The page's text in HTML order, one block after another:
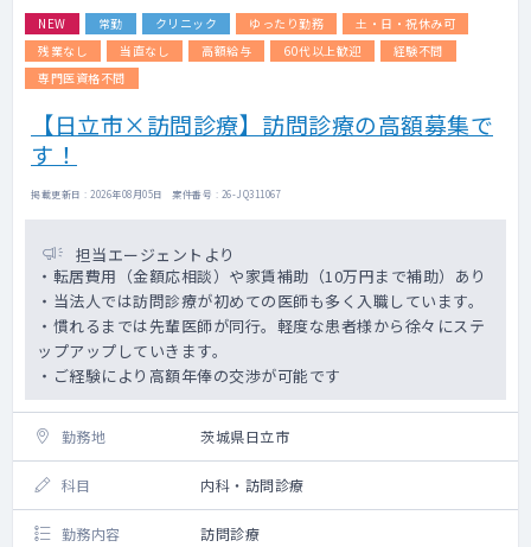
・コールは看護師orドクターで受けますの
で、ご自宅の待機でお看取りの依頼があった
で、事前に各クリニックの死亡診断書、封
NEW 常勤 クリニック ゆったり勤務
土・日・祝休み可
残業なし
当直なし 高額給与 60代以上歓迎
経験不問
専門医資格不問
【日立市×訪問診療】訪問診療の高額募集で
す！
掲載更新日 : 2026年08月05日 案件番号 : 26-JQ311067
担当エージェントより
・転居費用（金額応相談）や家賃補助（10万円まで補助）あり
・当法人では訪問診療が初めての医師も多く入職しています。
・慣れるまでは先輩医師が同行。軽度な患者様から徐々にステ
ップアップしていきます。
・ご経験により高額年俸の交渉が可能です
勤務地 茨城県日立市
科目 内科・訪問診療
勤務内容 訪問診療